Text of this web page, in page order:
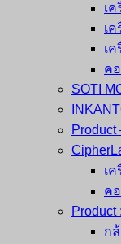
เ
เ
เ
ค
SOTI
Product
เ
ค
Product
ก